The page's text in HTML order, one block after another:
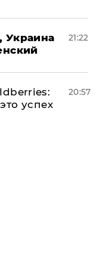
Украина
21:22
успех
20:57